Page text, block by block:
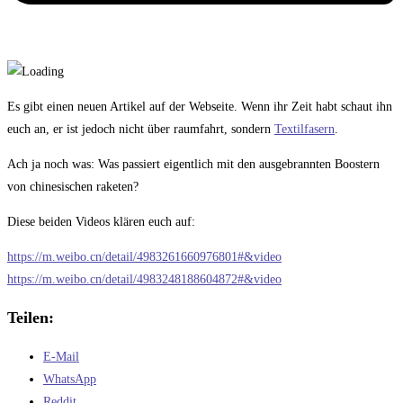
Es gibt einen neuen Artikel auf der Webseite. Wenn ihr Zeit habt schaut ihn
euch an, er ist jedoch nicht über raumfahrt, sondern Textilfasern
Ach ja noch was: Was passiert eigentlich mit den ausgebrannten Boostern
von chinesischen raketen?
Diese beiden Videos klären euch auf:
https://m.weibo.cn/detail/4983261660976801#&video
https://m.weibo.cn/detail/4983248188604872#&video
Teilen:
E-Mail
WhatsApp